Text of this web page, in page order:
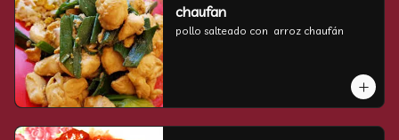
chaufan
pollo salteado con  arroz chaufán